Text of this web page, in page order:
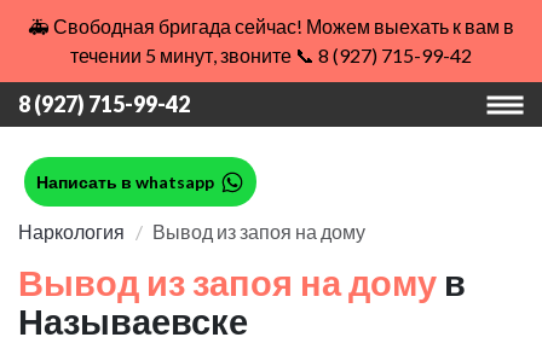
🚑 Свободная бригада сейчас! Можем выехать к вам в
течении 5 минут, звоните 📞 8 (927) 715-99-42
8 (927) 715-99-42
Написать в whatsapp
Наркология Вывод из запоя на дому
Вывод из запоя на дому в
Называевске